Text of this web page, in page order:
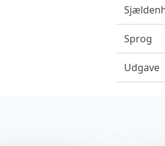
Sprog
Udgave